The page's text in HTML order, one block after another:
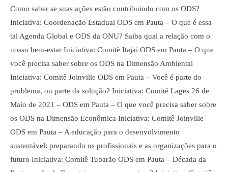
Como saber se suas ações estão contribuindo com os ODS?
Iniciativa: Coordenação Estadual ODS em Pauta – O que é essa
tal Agenda Global e ODS da ONU? Saiba qual a relação com o
nosso bem-estar Iniciativa: Comitê Itajaí ODS em Pauta – O que
você precisa saber sobre os ODS na Dimensão Ambiental
Iniciativa: Comitê Joinville ODS em Pauta – Você é parte do
problema, ou parte da solução? Iniciativa: Comitê Lages 26 de
Maio de 2021 – ODS em Pauta – O que você precisa saber sobre
os ODS na Dimensão Econômica Iniciativa: Comitê Joinville
ODS em Pauta – A educação para o desenvolvimento
sustentável: preparando os profissionais e as organizações para o
futuro Iniciativa: Comitê Tubarão ODS em Pauta – Década da